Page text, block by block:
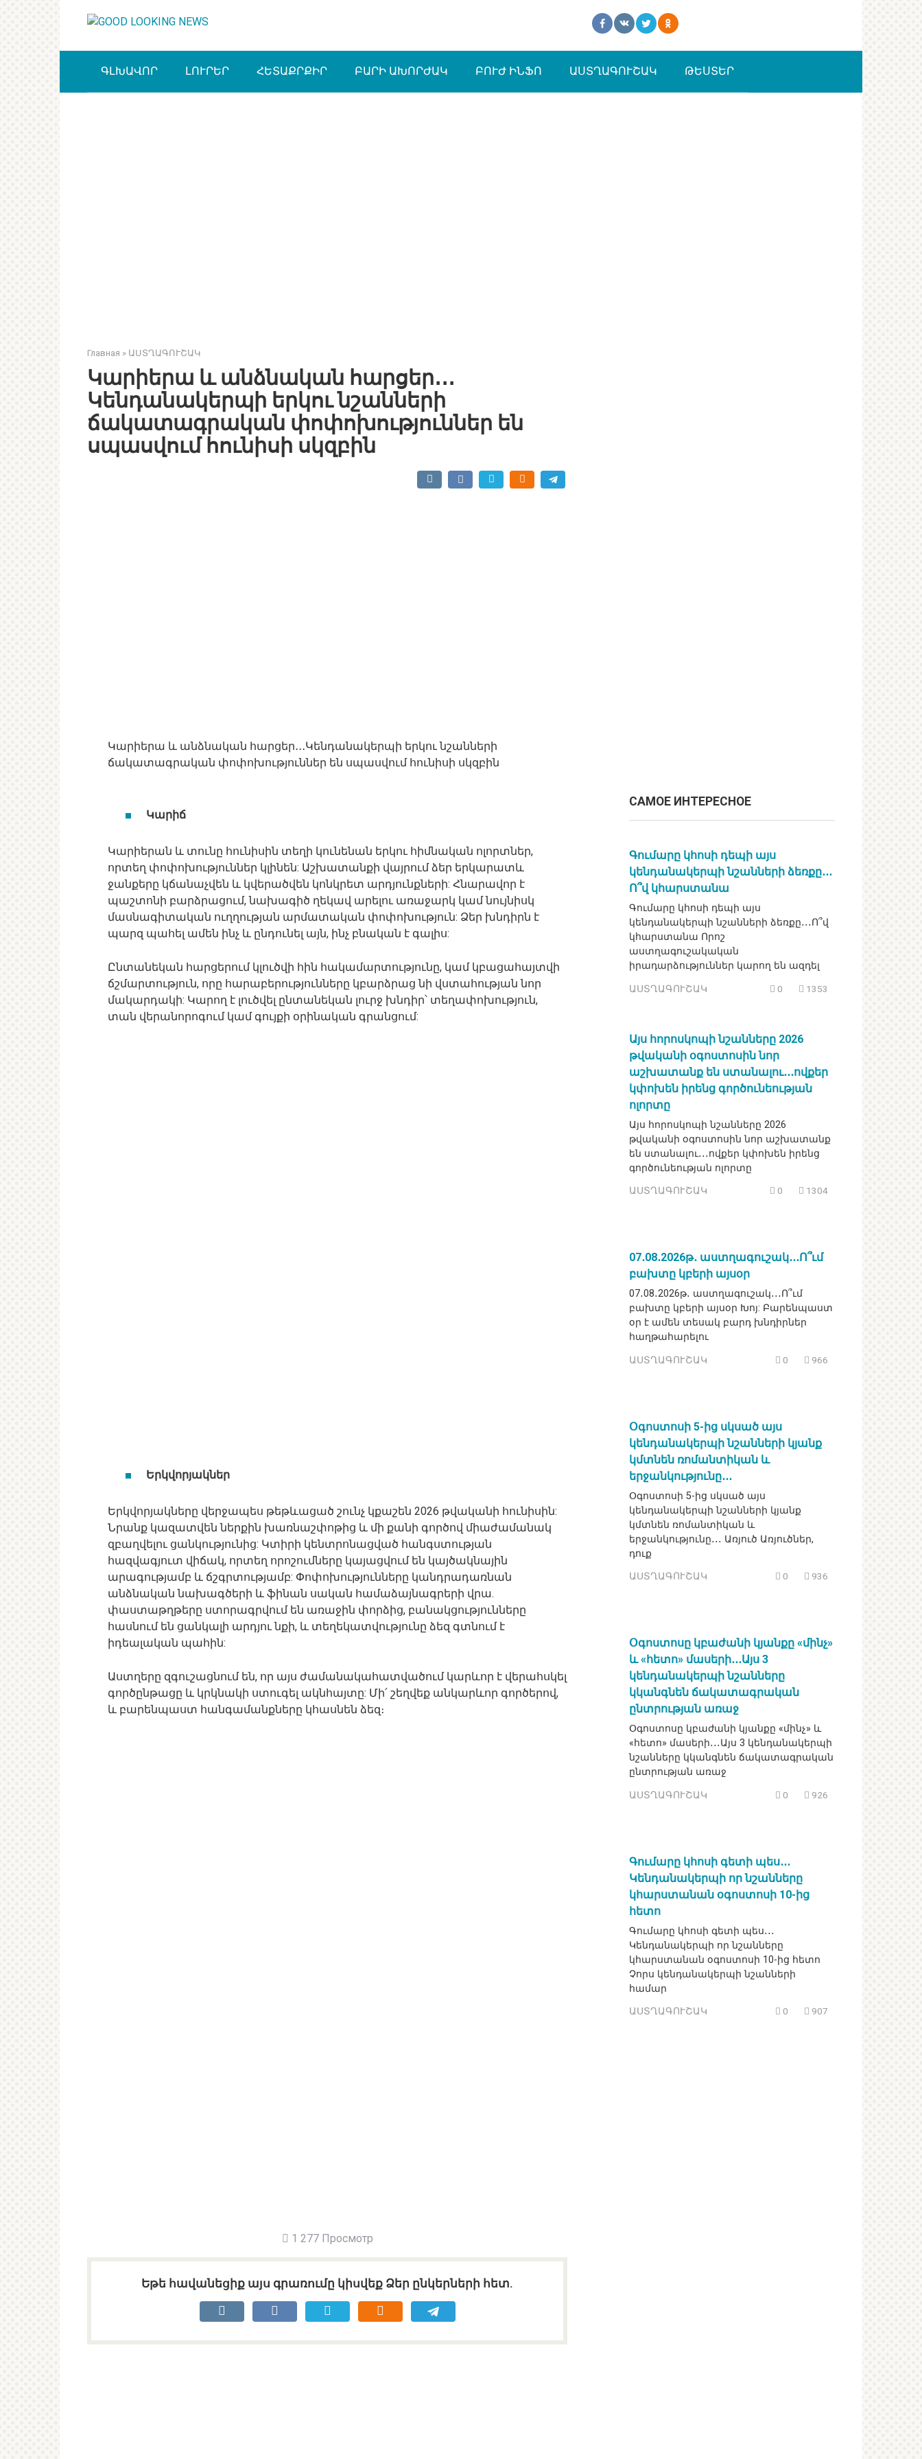
ԳԼԽԱՎՈՐ ԼՈՒՐԵՐ ՀԵՏԱՔՐՔԻՐ ԲԱՐԻ ԱԽՈՐԺԱԿ ԲՈՒԺ ԻՆՖՈ ԱՍՏՂԱԳՈՒՇԱԿ ԹԵՍՏԵՐ
Главная » ԱՍՏՂԱԳՈՒՇԱԿ
Կարիերա և անձնական հարցեր․․․
Կենդանակերպի երկու նշանների
ճակատագրական փոփոխություններ են
սպասվում հունիսի սկզբին
Կարիերա և անձնական հարցեր․․․Կենդանակերպի երկու նշանների
ճակատագրական փոփոխություններ են սպասվում հունիսի սկզբին
Կարիճ
Կարիերան և տունը հունիսին տեղի կունենան երկու հիմնական ոլորտներ,
որտեղ փոփոխություններ կլինեն: Աշխատանքի վայրում ձեր երկարատև
ջանքերը կճանաչվեն և կվերածվեն կոնկրետ արդյունքների: Հնարավոր է
պաշտոնի բարձրացում, նախագիծ ղեկավ արելու առաջարկ կամ նույնիսկ
մասնագիտական ​​​​ուղղության արմատական ​​​​փոփոխություն: Ձեր խնդիրն է
պարզ պահել ամեն ինչ և ընդունել այն, ինչ բնական է գալիս:
Ընտանեկան հարցերում կլուծվի հին հակամարտությունը, կամ կբացահայտվի
ճշմարտություն, որը հարաբերությունները կբարձրաց նի վստահության նոր
մակարդակի: Կարող է լուծվել ընտանեկան լուրջ խնդիր՝ տեղափոխություն,
տան վերանորոգում կամ գույքի օրինական գրանցում:
Երկվորյակներ
Երկվորյակները վերջապես թեթևացած շունչ կքաշեն 2026 թվականի հունիսին:
Նրանք կազատվեն ներքին խառնաշփոթից և մի քանի գործով միաժամանակ
զբաղվելու ցանկությունից: Կտիրի կենտրոնացված հանգստության
հազվագյուտ վիճակ, որտեղ որոշումները կայացվում են կայծակնային
արագությամբ և ճշգրտությամբ: Փոփոխությունները կանդրադառնան
անձնական նախագծերի և ֆինան սական համաձայնագրերի վրա.
փաստաթղթերը ստորագրվում են առաջին փորձից, բանակցությունները
հասնում են ցանկալի արդյու նքի, և տեղեկատվությունը ձեզ գտնում է
իդեալական պահին:
Աստղերը զգուշացնում են, որ այս ժամանակահատվածում կարևոր է վերահսկել
գործընթացը և կրկնակի ստուգել ակնհայտը: Մի՛ շեղվեք անկարևոր գործերով,
և բարենպաստ հանգամանքները կհասնեն ձեզ։
1 277 Просмотр
Եթե հավանեցիք այս գրառումը կիսվեք Ձեր ընկերների հետ.
САМОЕ ИНТЕРЕСНОЕ
Գումարը կհոսի դեպի այս
կենդանակերպի նշանների ձեռքը․․․
Ո՞վ կհարստանա
Գումարը կհոսի դեպի այս
կենդանակերպի նշանների ձեռքը․․․Ո՞վ
կհարստանա Որոշ
աստղագուշակական
իրադարձություններ կարող են ազդել
ԱՍՏՂԱԳՈՒՇԱԿ 0 1353
Այս հորոսկոպի նշանները 2026
թվականի օգոստոսին նոր
աշխատանք են ստանալու․․․ովքեր
կփոխեն իրենց գործունեության
ոլորտը
Այս հորոսկոպի նշանները 2026
թվականի օգոստոսին նոր աշխատանք
են ստանալու․․․ովքեր կփոխեն իրենց
գործունեության ոլորտը
ԱՍՏՂԱԳՈՒՇԱԿ 0 1304
07․08․2026թ․ աստղագուշակ․․․Ո՞ւմ
բախտը կբերի այսօր
07․08․2026թ․ աստղագուշակ․․․Ո՞ւմ
բախտը կբերի այսօր Խոյ: Բարենպաստ
օր է ամեն տեսակ բարդ խնդիրներ
հաղթահարելու
ԱՍՏՂԱԳՈՒՇԱԿ 0 966
Օգոստոսի 5-ից սկսած այս
կենդանակերպի նշանների կյանք
կմտնեն ռոմանտիկան և
երջանկությունը․․․
Օգոստոսի 5-ից սկսած այս
կենդանակերպի նշանների կյանք
կմտնեն ռոմանտիկան և
երջանկությունը․․․ Առյուծ Առյուծներ,
դուք
ԱՍՏՂԱԳՈՒՇԱԿ 0 936
Օգոստոսը կբաժանի կյանքը «մինչ»
և «հետո» մասերի․․․Այս 3
կենդանակերպի նշանները
կկանգնեն ճակատագրական
ընտրության առաջ
Օգոստոսը կբաժանի կյանքը «մինչ» և
«հետո» մասերի․․․Այս 3 կենդանակերպի
նշանները կկանգնեն ճակատագրական
ընտրության առաջ
ԱՍՏՂԱԳՈՒՇԱԿ 0 926
Գումարը կհոսի գետի պես․․․
Կենդանակերպի որ նշանները
կհարստանան օգոստոսի 10-ից
հետո
Գումարը կհոսի գետի պես․․․
Կենդանակերպի որ նշանները
կհարստանան օգոստոսի 10-ից հետո
Չորս կենդանակերպի նշանների
համար
ԱՍՏՂԱԳՈՒՇԱԿ 0 907